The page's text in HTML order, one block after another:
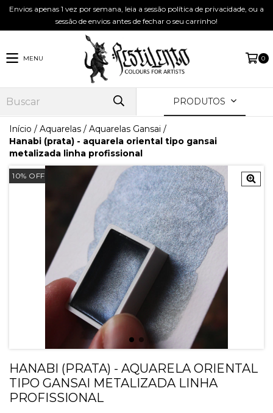
Envios apenas 1 vez por semana, leia a sessão política de privacidade, ou a
sessão de envios antes de fechar o seu carrinho!
MENU 0
PRODUTOS
Início / Aquarelas / Aquarelas Gansai /
Hanabi (prata) - aquarela oriental tipo gansai
metalizada linha profissional
10% OFF
HANABI (PRATA) - AQUARELA ORIENTAL
TIPO GANSAI METALIZADA LINHA
PROFISSIONAL